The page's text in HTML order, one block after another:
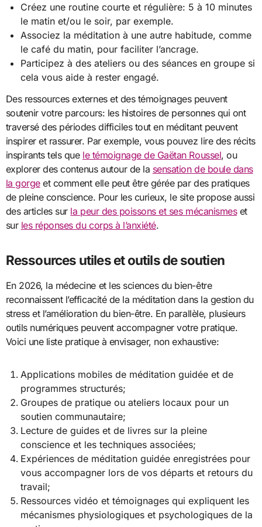
Créez une routine courte et régulière: 5 à 10 minutes
le matin et/ou le soir, par exemple.
Associez la méditation à une autre habitude, comme
le café du matin, pour faciliter l’ancrage.
Participez à des ateliers ou des séances en groupe si
cela vous aide à rester engagé.
Des ressources externes et des témoignages peuvent
soutenir votre parcours: les histoires de personnes qui ont
traversé des périodes difficiles tout en méditant peuvent
inspirer et rassurer. Par exemple, vous pouvez lire des récits
inspirants tels que le témoignage de Gaëtan Roussel, ou
explorer des contenus autour de la sensation de boule dans
la gorgeet comment elle peut être gérée par des pratiques
de pleine conscience. Pour les curieux, le site propose aussi
des articles sur la peur des poissons et ses mécanismeset
sur les réponses du corps à l’anxiété.
Ressources utiles et outils de soutien
En 2026, la médecine et les sciences du bien-être
reconnaissent l’efficacité de la méditation dans la gestion du
stress et l’amélioration du bien-être. En parallèle, plusieurs
outils numériques peuvent accompagner votre pratique.
Voici une liste pratique à envisager, non exhaustive:
Applications mobiles de méditation guidée et de
programmes structurés;
Groupes de pratique ou ateliers locaux pour un
soutien communautaire;
Lecture de guides et de livres sur la pleine
conscience et les techniques associées;
Expériences de méditation guidée enregistrées pour
vous accompagner lors de vos départs et retours du
travail;
Ressources vidéo et témoignages qui expliquent les
mécanismes physiologiques et psychologiques de la